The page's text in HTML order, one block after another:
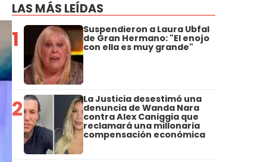
LAS MÁS LEÍDAS
1 Suspendieron a Laura Ubfal
de Gran Hermano: "El enojo
con ella es muy grande"
2 La Justicia desestimó una
denuncia de Wanda Nara
contra Alex Caniggia que
reclamará una millonaria
compensación económica